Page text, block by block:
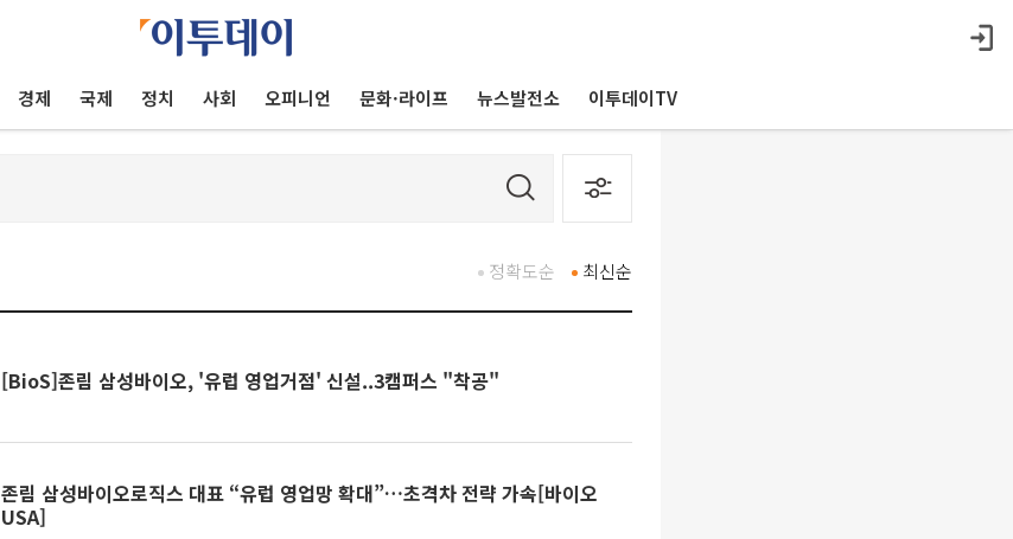
경제 국제 정치 사회 오피니언 문화·라이프 뉴스발전소 이투데이TV
최신순
정확도순
[BioS]존림 삼성바이오, '유럽 영업거점' 신설..3캠퍼스 "착공"
존림 삼성바이오로직스 대표 “유럽 영업망 확대”…초격차 전략 가속[바이오
USA]